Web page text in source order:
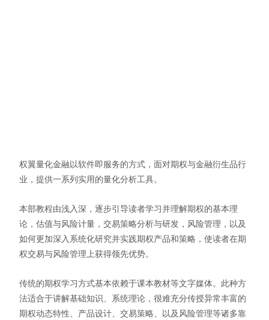
权翼量化金融以软件即服务的方式，面对期权与金融衍生品行
业，提供一系列实用的量化分析工具。
本部教程由浅入深，逐步引导读者学习并理解期权的基本理
论，估值与风险计量，交易策略分析与研发，风险管理，以及
如何更加深入系统化研究并实践期权产品和策略，使读者在期
权交易与风险管理上获得领先优势。
传统的期权学习方式基本依赖于课本教材等文字媒体。此种方
法适合于讲解基础知识、系统理论，很难充分传授异常丰富的
期权动态特性、产品设计、交易策略、以及风险管理等诸多靠